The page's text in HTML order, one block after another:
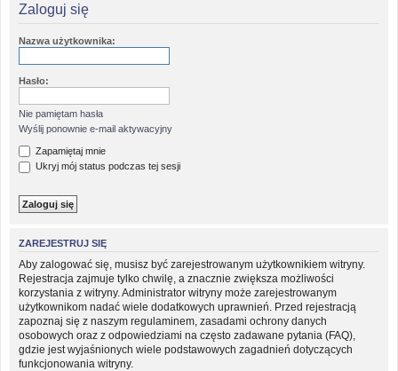
Zaloguj się
Nazwa użytkownika:
Hasło:
Nie pamiętam hasła
Wyślij ponownie e-mail aktywacyjny
Zapamiętaj mnie
Ukryj mój status podczas tej sesji
ZAREJESTRUJ SIĘ
Aby zalogować się, musisz być zarejestrowanym użytkownikiem witryny.
Rejestracja zajmuje tylko chwilę, a znacznie zwiększa możliwości
korzystania z witryny. Administrator witryny może zarejestrowanym
użytkownikom nadać wiele dodatkowych uprawnień. Przed rejestracją
zapoznaj się z naszym regulaminem, zasadami ochrony danych
osobowych oraz z odpowiedziami na często zadawane pytania (FAQ),
gdzie jest wyjaśnionych wiele podstawowych zagadnień dotyczących
funkcjonowania witryny.